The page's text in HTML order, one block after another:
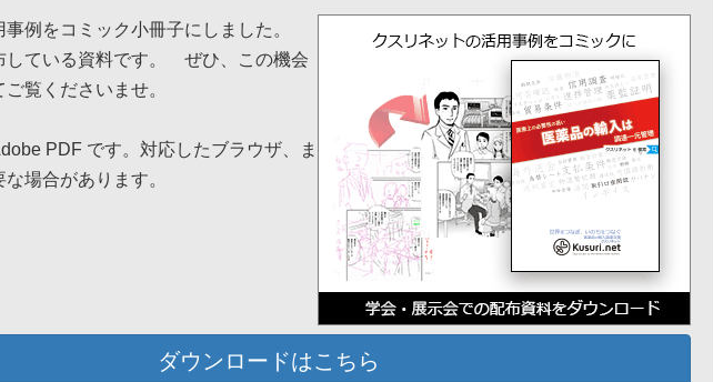
事例をコミック小冊子にしました。
している資料です。 ぜひ、この機会
覧くださいませ。
PDF です。対応したブラウザ、ま
場合があります。
ダウンロードはこちら